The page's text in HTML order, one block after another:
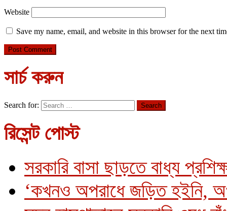
Website
Save my name, email, and website in this browser for the next
সার্চ করুন
Search for:
রিসেন্ট পোস্ট
সরকারি বাসা ছাড়তে বাধ্য
‘কখনও অপরাধে জড়িত হইনি,